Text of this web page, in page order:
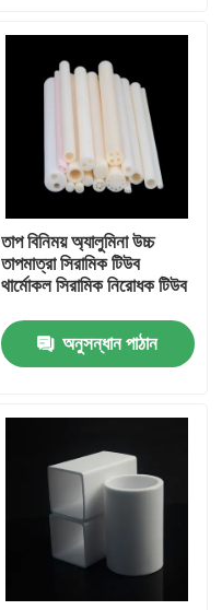
তাপ বিনিময় অ্যালুমিনা উচ্চ
তাপমাত্রা সিরামিক টিউব
থার্মোকল সিরামিক নিরোধক টিউব
অনুসন্ধান পাঠান